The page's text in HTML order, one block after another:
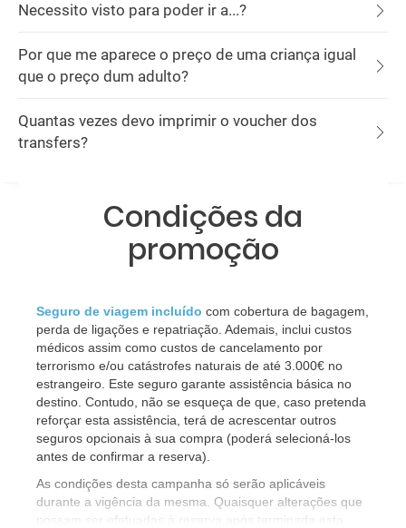
Necessito visto para poder ir a...?
Por que me aparece o preço de uma criança igual
que o preço dum adulto?
Quantas vezes devo imprimir o voucher dos
transfers?
Condições da
promoção
Seguro de viagem incluído com cobertura de bagagem,
perda de ligações e repatriação. Ademais, inclui custos
médicos assim como custos de cancelamento por
terrorismo e/ou catástrofes naturais de até 3.000€ no
estrangeiro. Este seguro garante assistência básica no
destino. Contudo, não se esqueça de que, caso pretenda
reforçar esta assistência, terá de acrescentar outros
seguros opcionais à sua compra (poderá selecioná-los
antes de confirmar a reserva).
As condições desta campanha só serão aplicáveis
durante a vigência da mesma. Quaisquer alterações que
possam ser efetuadas à reserva após terminada esta